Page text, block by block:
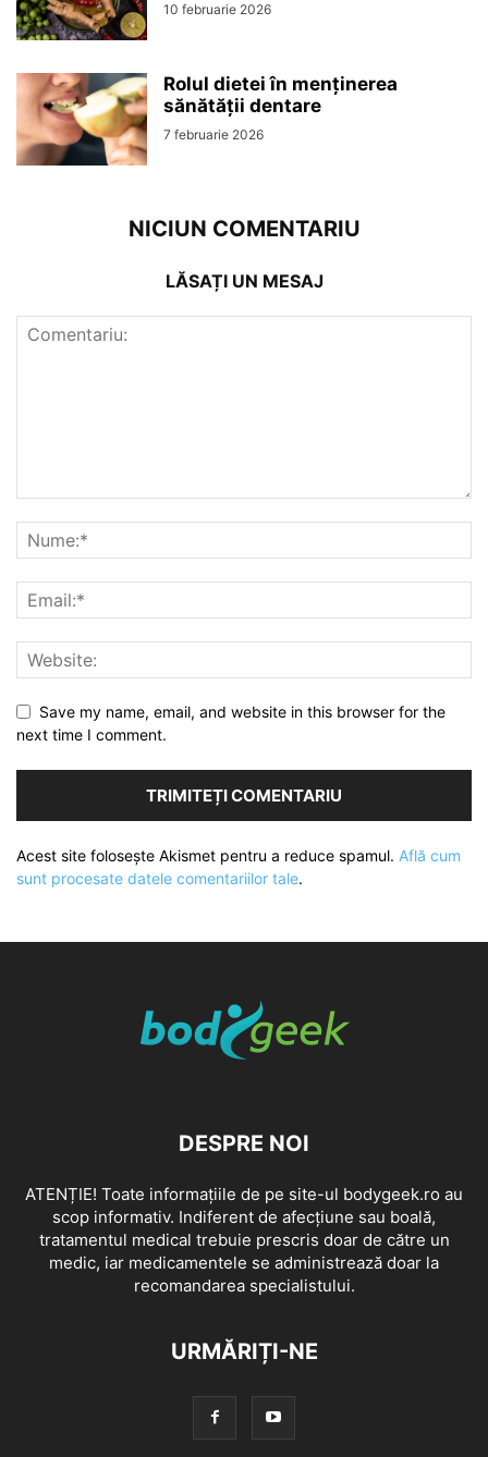
10 februarie 2026
Rolul dietei în menținerea
sănătății dentare
7 februarie 2026
NICIUN COMENTARIU
LĂSAȚI UN MESAJ
Save my name, email, and website in this browser for the
next time I comment.
Acest site folosește Akismet pentru a reduce spamul. Află cum
sunt procesate datele comentariilor tale.
DESPRE NOI
ATENȚIE! Toate informațiile de pe site-ul bodygeek.ro au
scop informativ. Indiferent de afecțiune sau boală,
tratamentul medical trebuie prescris doar de către un
medic, iar medicamentele se administrează doar la
recomandarea specialistului.
URMĂRIȚI-NE